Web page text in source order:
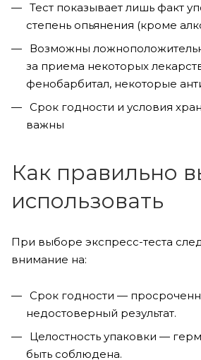
Тест показывает лишь факт
степень опьянения (кроме
Возможны
за приема некоторых
фенобарбитал, некоторые
Срок годности и условия
важны
Как правильно
использовать
При выборе экспресс-теста
внимание на:
Срок годности —
недостоверный результат.
Целостность упаковки —
быть соблюдена.